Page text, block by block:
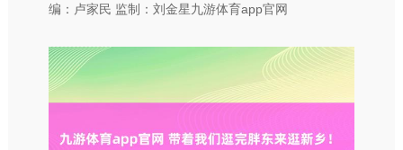
编：卢家民 监制：刘金星九游体育app官网